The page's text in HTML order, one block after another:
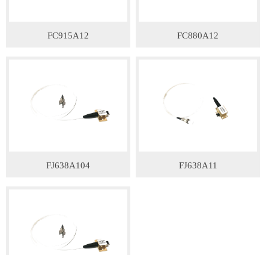
FC915A12 FC880A12
FJ638A104 FJ638A11